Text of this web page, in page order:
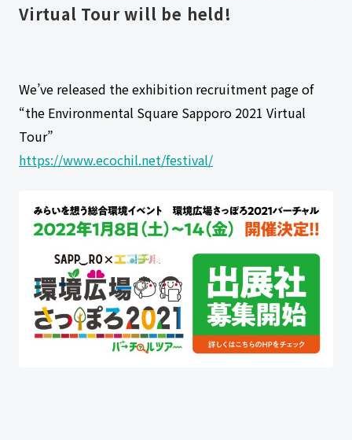
Virtual Tour will be held!
We’ve released the exhibition recruitment page of
“the Environmental Square Sapporo 2021 Virtual
Tour”
https://www.ecochil.net/festival/